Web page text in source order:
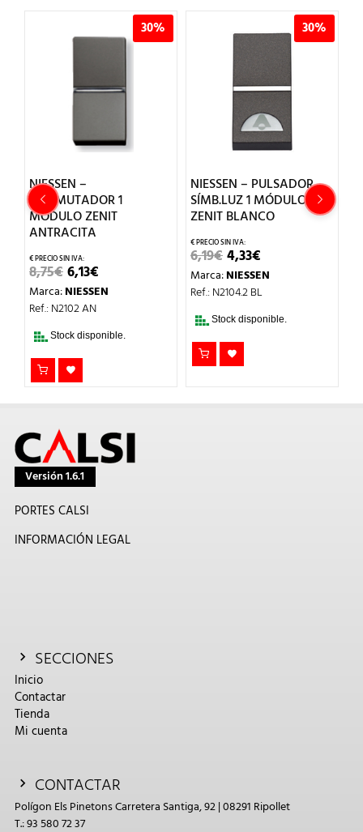
30%
NIESSEN –
CONMUTADOR 1
MÓDULO ZENIT
ANTRACITA
8,75€EL
PRECIO
ORIGINAL
ERA:
6,13€PRECIO
ACTUAL
Marca:NIESSEN
Ref.: N2102 AN
Stock disponible.
30%
NIESSEN – PULSADOR
SÍMB.LUZ 1 MÓDULO
ZENIT BLANCO
6,19€EL
PRECIO
ORIGINAL
ERA:
4,33€PRECIO
ACTUAL
ES:
Marca:NIESSEN
Ref.: N2104.2 BL
Stock disponible.
Versión 1.6.1
PORTES CALSI
INFORMACIÓN LEGAL
SECCIONES
Inicio
Contactar
Tienda
Mi cuenta
CONTACTAR
Polígon Els Pinetons Carretera Santiga, 92 | 08291 Ripollet
T.: 93 580 72 37